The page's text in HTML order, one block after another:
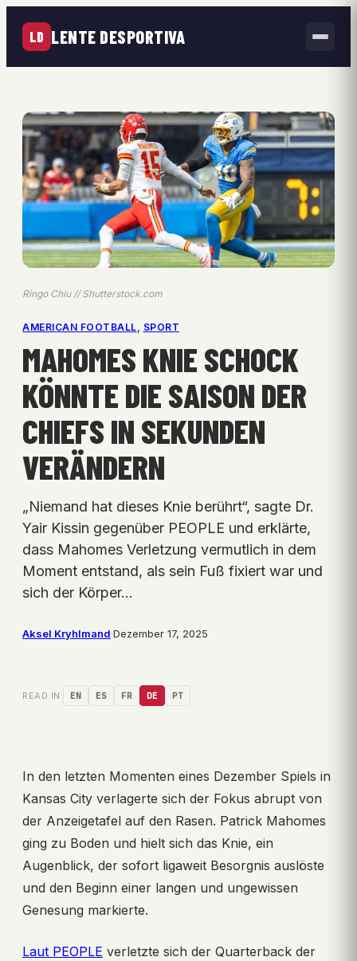
LD LENTE DESPORTIVA
Ringo Chiu // Shutterstock.com
AMERICAN FOOTBALL, SPORT
MAHOMES KNIE SCHOCK
KÖNNTE DIE SAISON DER
CHIEFS IN SEKUNDEN
VERÄNDERN
„Niemand hat dieses Knie berührt“, sagte Dr.
Yair Kissin gegenüber PEOPLE und erklärte,
dass Mahomes Verletzung vermutlich in dem
Moment entstand, als sein Fuß fixiert war und
sich der Körper…
Aksel Kryhlmand·Dezember 17, 2025
READ IN: EN ES FR DE PT
In den letzten Momenten eines Dezember Spiels in
Kansas City verlagerte sich der Fokus abrupt von
der Anzeigetafel auf den Rasen. Patrick Mahomes
ging zu Boden und hielt sich das Knie, ein
Augenblick, der sofort ligaweit Besorgnis auslöste
und den Beginn einer langen und ungewissen
Genesung markierte.
Laut PEOPLE verletzte sich der Quarterback der